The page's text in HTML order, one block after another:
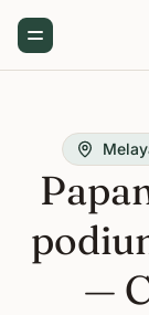
Toggle Menu
—